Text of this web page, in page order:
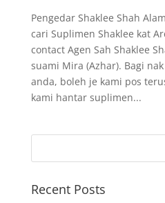
Pengedar Shaklee Shah
cari Suplimen Shaklee kat
contact Agen Sah Shaklee
suami Mira (Azhar). Bagi
anda, boleh je kami pos
kami hantar suplimen...
Recent Posts